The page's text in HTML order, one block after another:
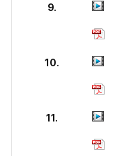
9.
10.
11.